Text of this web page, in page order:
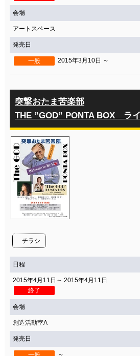
プラットニュース 出
サイトマップ
会場
アートスペース
発売日
一般 2015年3月10日 ～
突撃おたま苦楽部
THE ”GOD” PONTA BOX ラ
チラシ
日程
2015年4月11日～ 2015年4月11日
終了
会場
創造活動室A
発売日